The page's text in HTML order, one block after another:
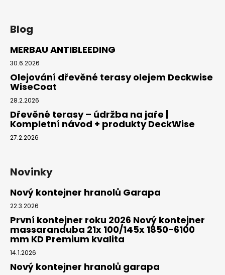
Blog
MERBAU ANTIBLEEDING
30.6.2026
Olejování dřevěné terasy olejem Deckwise
WiseCoat
28.2.2026
Dřevěné terasy – údržba na jaře |
Kompletní návod + produkty DeckWise
27.2.2026
Novinky
Nový kontejner hranolů Garapa
22.3.2026
První kontejner roku 2026 Nový kontejner
massaranduba 21x 100/145x 1850-6100
mm KD Premium kvalita
14.1.2026
Nový kontejner hranolů garapa